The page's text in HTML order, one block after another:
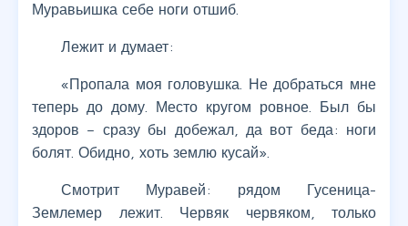
Муравьишка себе ноги отшиб.
Лежит и думает:
«Пропала моя головушка. Не добраться мне
теперь до дому. Место кругом ровное. Был бы
здоров – сразу бы добежал, да вот беда: ноги
болят. Обидно, хоть землю кусай».
Смотрит Муравей: рядом Гусеница-
Землемер лежит. Червяк червяком, только